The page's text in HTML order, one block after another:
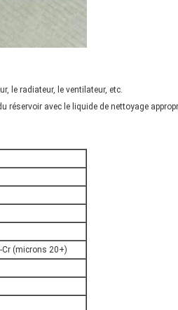
le radiateur, le ventilateur, etc.
réservoir avec le liquide de nettoyage
(microns 20+)